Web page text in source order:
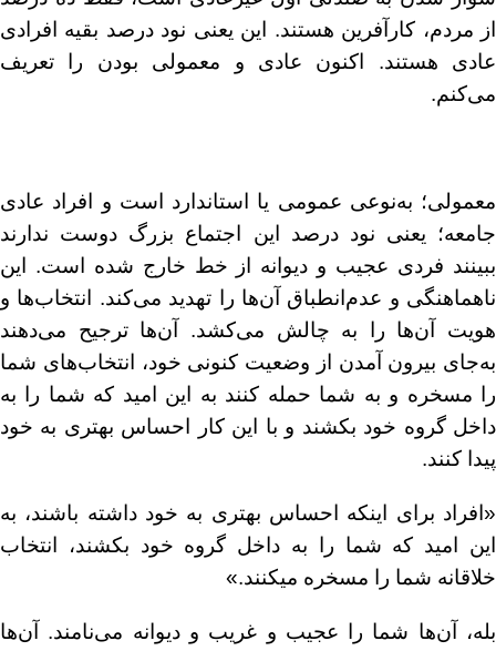
از مردم، کارآفرین هستند. این یعنی نود درصد بقیه افرادی
عادی هستند. اکنون عادی و معمولی بودن را تعریف
می‌کنم.
معمولی؛ به‌نوعی عمومی یا استاندارد است و افراد عادی
جامعه؛ یعنی نود درصد این اجتماع بزرگ دوست ندارند
ببینند فردی عجیب و دیوانه از خط خارج شده است. این
ناهماهنگی و عدم‌انطباق آن‌ها را تهدید می‌کند. انتخاب‌ها و
هویت آن‌ها را به چالش می‌کشد. آن‌ها ترجیح می‌دهند
به‌جای بیرون آمدن از وضعیت کنونی خود، انتخاب‌های شما
را مسخره و به شما حمله کنند به این امید که شما را به
داخل گروه خود بکشند و با این کار احساس بهتری به خود
پیدا کنند.
«افراد برای اینکه احساس بهتری به خود داشته باشند، به
این امید که شما را به داخل گروه خود بکشند، انتخاب
خلاقانه شما را مسخره میکنند.»
بله، آن‌ها شما را عجیب و غریب و دیوانه می‌نامند. آن‌ها